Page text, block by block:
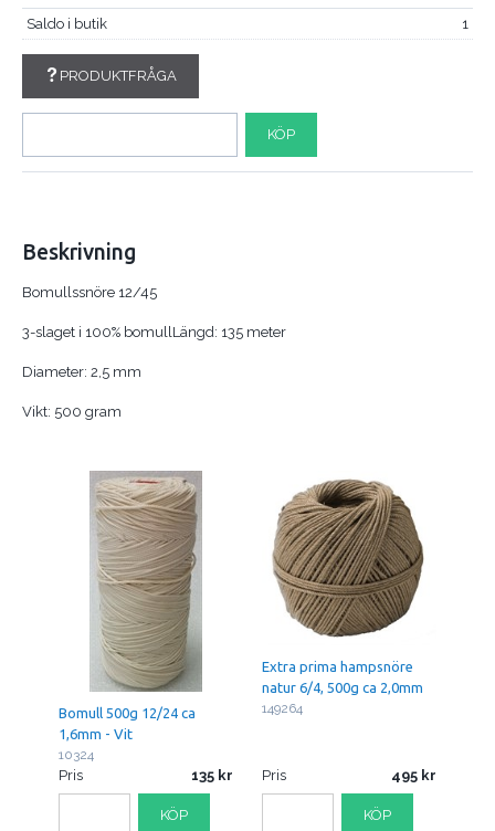
Saldo i butik 1
PRODUKTFRÅGA
KÖP
Beskrivning
Bomullssnöre 12/45
3-slaget i 100% bomullLängd: 135 meter
Diameter: 2,5 mm
Vikt: 500 gram
Bomull 500g 12/24 ca
1,6mm - Vit
10324
Pris 135
KÖP
Extra prima hampsnöre
natur 6/4, 500g ca 2,0mm
149264
Pris 495
KÖP